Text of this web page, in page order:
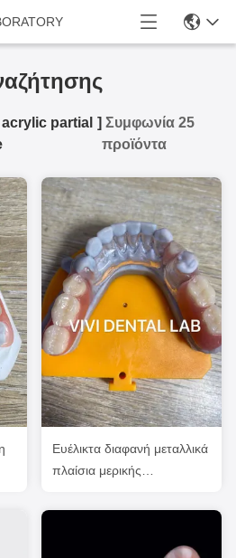
partial ] Συμφωνία 25
προϊόντα
Ευέλικτα διαφανή μεταλλικά
πλαίσια μερικής
αισθητική